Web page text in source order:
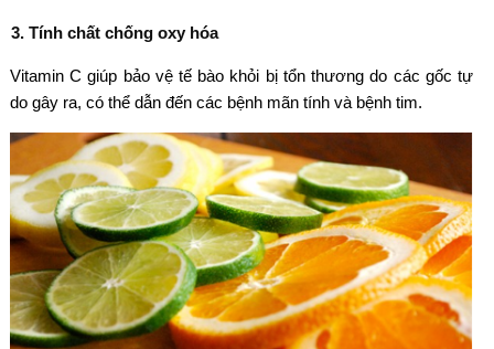
3. Tính chất chống oxy hóa
Vitamin C giúp bảo vệ tế bào khỏi bị tổn thương do các gốc tự
do gây ra, có thể dẫn đến các bệnh mãn tính và bệnh tim.